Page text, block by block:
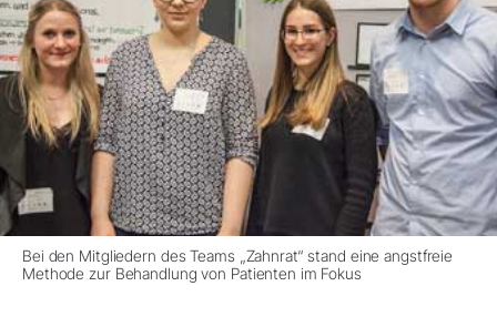
Bei den Mitgliedern des Teams „Zahnrat“ stand eine angstfreie
Methode zur Behandlung von Patienten im Fokus